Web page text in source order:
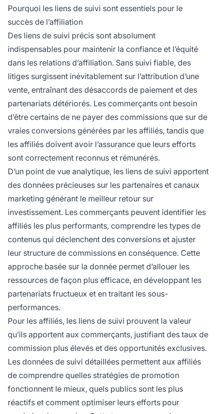
Pourquoi les liens de suivi sont essentiels pour le
succès de l’affiliation
Des liens de suivi précis sont absolument
indispensables pour maintenir la confiance et l’équité
dans les relations d’affiliation. Sans suivi fiable, des
litiges surgissent inévitablement sur l’attribution d’une
vente, entraînant des désaccords de paiement et des
partenariats détériorés. Les commerçants ont besoin
d’être certains de ne payer des commissions que sur de
vraies conversions générées par les affiliés, tandis que
les affiliés doivent avoir l’assurance que leurs efforts
sont correctement reconnus et rémunérés.
D’un point de vue analytique, les liens de suivi apportent
des données précieuses sur les partenaires et canaux
marketing générant le meilleur retour sur
investissement. Les commerçants peuvent identifier les
affiliés les plus performants, comprendre les types de
contenus qui déclenchent des conversions et ajuster
leur structure de commissions en conséquence. Cette
approche basée sur la donnée permet d’allouer les
ressources de façon plus efficace, en développant les
partenariats fructueux et en traitant les sous-
performances.
Pour les affiliés, les liens de suivi prouvent la valeur
qu’ils apportent aux commerçants, justifiant des taux de
commission plus élevés et des opportunités exclusives.
Les données de suivi détaillées permettent aux affiliés
de comprendre quelles stratégies de promotion
fonctionnent le mieux, quels publics sont les plus
réactifs et comment optimiser leurs efforts pour